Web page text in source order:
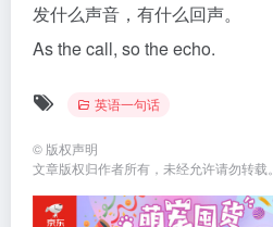
发什么声音，有什么回声。
As the call, so the echo.
英语一句话
© 版权声明
文章版权归作者所有，未经允许请勿转载。